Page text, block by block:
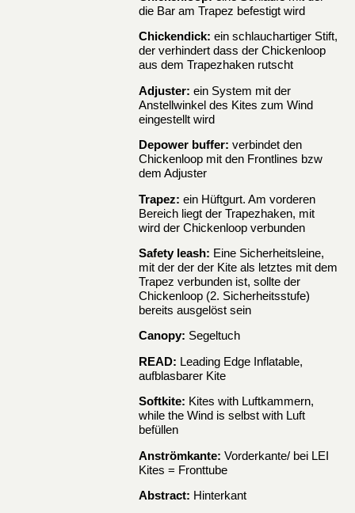
die Bar am Trapez befestigt wird
Chickendick: ein schlauchartiger Stift,
der verhindert dass der Chickenloop
aus dem Trapezhaken rutscht
Adjuster: ein System mit der
Anstellwinkel des Kites zum Wind
eingestellt wird
Depower buffer: verbindet den
Chickenloop mit den Frontlines bzw
dem Adjuster
Trapez: ein Hüftgurt. Am vorderen
Bereich liegt der Trapezhaken, mit
wird der Chickenloop verbunden
Safety leash: Eine Sicherheitsleine,
mit der der der Kite als letztes mit dem
Trapez verbunden ist, sollte der
Chickenloop (2. Sicherheitsstufe)
bereits ausgelöst sein
Canopy: Segeltuch
READ: Leading Edge Inflatable,
aufblasbarer Kite
Softkite: Kites with Luftkammern,
while the Wind is selbst with Luft
befüllen
Anströmkante: Vorderkante/ bei LEI
Kites = Fronttube
Abstract: Hinterkant